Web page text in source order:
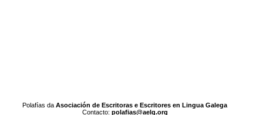
Polafías daAsociación de Escritoras e Escritores en Lingua Galega
Contacto: polafias@aelg.org